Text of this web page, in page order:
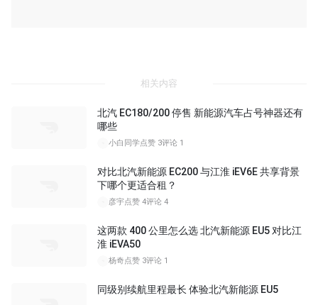
相关内容
北汽 EC180/200 停售 新能源汽车占号神器还有
哪些
小白同学点赞 3评论 1
对比北汽新能源 EC200 与江淮 iEV6E 共享背景
下哪个更适合租？
彦宇点赞 4评论 4
这两款 400 公里怎么选 北汽新能源 EU5 对比江
淮 iEVA50
杨奇点赞 3评论 1
同级别续航里程最长 体验北汽新能源 EU5